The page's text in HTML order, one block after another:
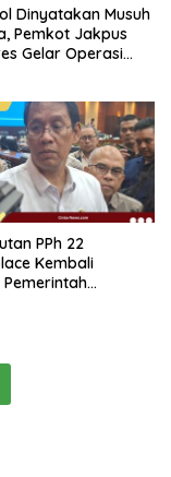
Dinyatakan Musuh
Pemkot Jakpus
Gelar Operasi
PPh 22
Kembali
Pemerintah